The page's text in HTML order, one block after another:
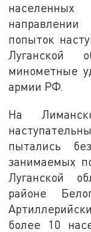
попыток
Луганской
минометные
армии РФ.
На
пытались
занимаемых
Луганской
районе
более 10